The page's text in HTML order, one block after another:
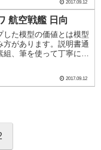
ルド社のキットは他社と
ト化が多く行われてい
2017.09.12
航空戦艦 日向
した模型の価値とは模型
方があります。説明書通
組、筆を使って丁寧に塗
情景を再現したジオラマ
2017.09.12